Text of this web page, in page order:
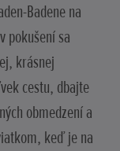
Badene na
pokušení sa
krásnej
cestu, dbajte
obmedzení a
keď je na